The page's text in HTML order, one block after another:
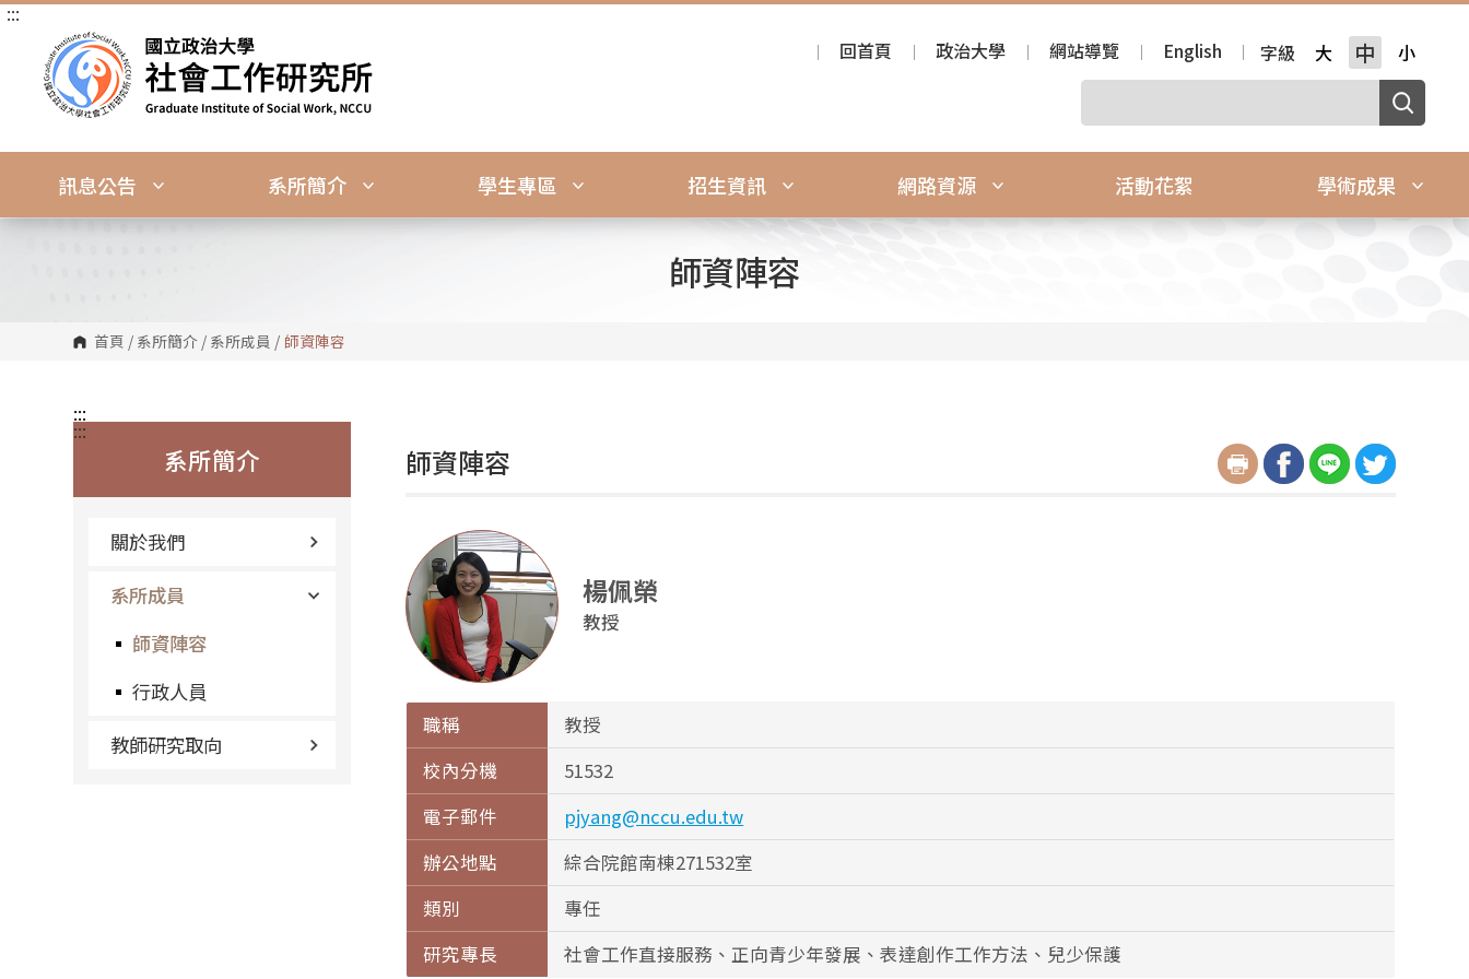
跳
:::
回首頁
政治大學 網站導覽 English 字級 大 中 小
訊息公告 系所簡介 學生專區 招生資訊 網路資源 活動花絮 學術成果
師資陣容
首頁 / 系所簡介 / 系所成員 / 師資陣容
:::
系所簡介
關於我們
系所成員
師資陣容
行政人員
教師研究取向
:::
師資陣容
楊佩榮
教授
職稱
教授
校內分機
51532
電子郵件
pjyang@nccu.edu.tw
辦公地點
綜合院館南棟271532室
類別
專任
研究專長
社會工作直接服務、正向青少年發展、表達創作工作方法、兒少保護